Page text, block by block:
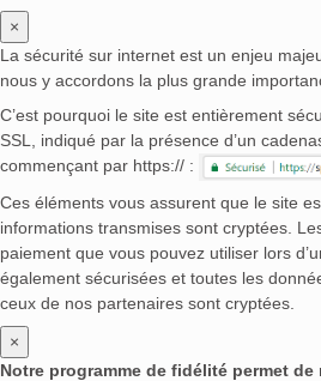
×
La sécurité sur internet est un enjeu
nous y accordons la plus grande
C’est pourquoi le site est entièrement
SSL, indiqué par la présence d’un
commençant par https:// :
Ces éléments vous assurent que le site
informations transmises sont cryptées.
paiement que vous pouvez utiliser lors
également sécurisées et toutes les
ceux de nos partenaires sont cryptées.
×
Notre programme de fidélité permet